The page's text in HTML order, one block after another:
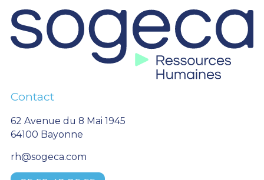
Contact
62 Avenue du 8 Mai 1945
64100 Bayonne
rh@sogeca.com